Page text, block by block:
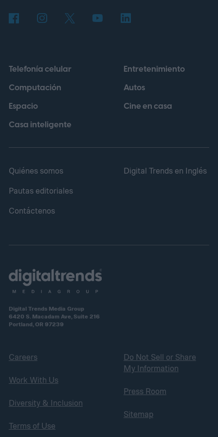
como protagonista, los cuales deberán
Telefonía celular
Computación
Espacio
Casa inteligente
Entretenimiento
Autos
Cine en casa
Quiénes somos
Pautas editoriales
Contáctenos
Digital Trends en Inglés
Digital Trends Media Group
6420 S. Macadam Ave, Suite 216
Portland, OR 97239
Careers
Work With Us
Diversity & Inclusion
Terms of Use
Do Not Sell or Share
My Information
Press Room
Sitemap